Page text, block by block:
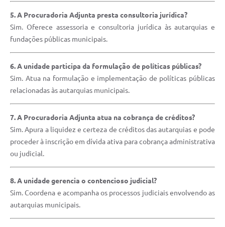
5. A Procuradoria Adjunta presta consultoria jurídica?
Sim. Oferece assessoria e consultoria jurídica às autarquias e
fundações públicas municipais.
6. A unidade participa da formulação de políticas públicas?
Sim. Atua na formulação e implementação de políticas públicas
relacionadas às autarquias municipais.
7. A Procuradoria Adjunta atua na cobrança de créditos?
Sim. Apura a liquidez e certeza de créditos das autarquias e pode
proceder à inscrição em dívida ativa para cobrança administrativa
ou judicial.
8. A unidade gerencia o contencioso judicial?
Sim. Coordena e acompanha os processos judiciais envolvendo as
autarquias municipais.